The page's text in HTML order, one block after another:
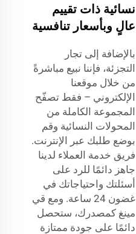
نسائية ذات تقييم
عالٍ وبأسعار تنافسية
بالإضافة إلى تجار
التجزئة، فإننا نبيع مباشرةً
من خلال موقعنا
الإلكتروني – فقط تصفّح
المجموعة الكاملة من
المحولات النسائية وقم
بوضع طلبك عبر الإنترنت.
فريق خدمة العملاء لدينا
جاهز دائمًا للرد على
أسئلتك واحتياجاتك في
غضون 24 ساعة. ومع قي
مينغ كمصدرك، ستحصل
دائمًا على جودة ممتازة